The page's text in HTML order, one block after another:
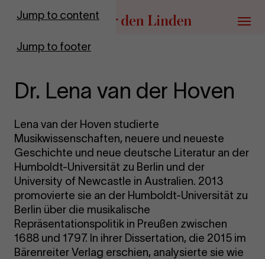
Jump to content
Jump to footer
Go to homepage
Menu
Dr. Lena van der Hoven
Lena van der Hoven studierte
Musikwissenschaften, neuere und neueste
Geschichte und neue deutsche Literatur an der
Humboldt-Universität zu Berlin und der
University of Newcastle in Australien. 2013
promovierte sie an der Humboldt-Universität zu
Berlin über die musikalische
Repräsentationspolitik in Preußen zwischen
1688 und 1797. In ihrer Dissertation, die 2015 im
Bärenreiter Verlag erschien, analysierte sie wie